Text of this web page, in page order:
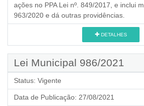
ações no PPA Lei nº. 849/2017, e inclui
963/2020 e dá outras providências.
DETALHES
Lei Municipal 986/2021
Status: Vigente
Data de Publicação: 27/08/2021